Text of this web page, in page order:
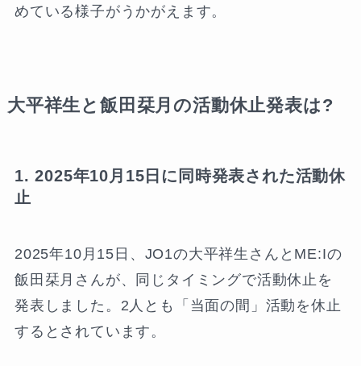
めている様子がうかがえます。
大平祥生と飯田栞月の活動休止発表は?
1. 2025年10月15日に同時発表された活動休
止
2025年10月15日、JO1の大平祥生さんとME:Iの
飯田栞月さんが、同じタイミングで活動休止を
発表しました。2人とも「当面の間」活動を休止
するとされています。